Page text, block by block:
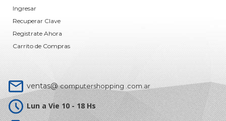
Ingresar
Recuperar Clave
Registrate Ahora
Carrito de Compras
ventas@computershopping .com.ar
Lun a Vie 10 - 18 Hs